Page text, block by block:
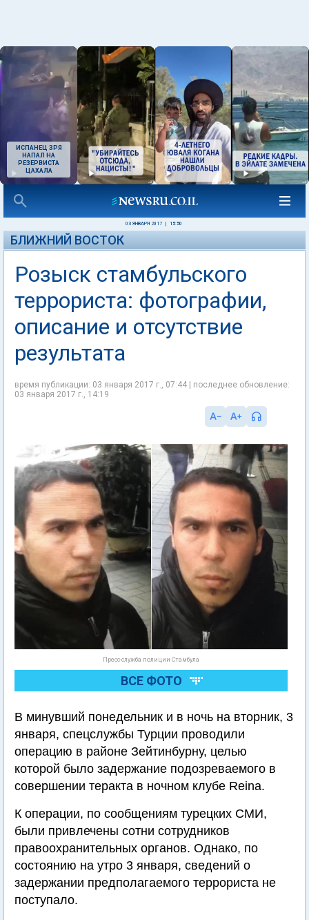
ИСПАНЕЦ ЗРЯ
НАПАЛ НА
РЕЗЕРВИСТА
ЦАХАЛА
03 ЯНВАРЯ 2017 15:50
БЛИЖНИЙ ВОСТОК
Розыск стамбульского
террориста: фотографии,
описание и отсутствие
результата
время публикации: 03 января 2017 г., 07:44 | последнее обновление:
03 января 2017 г., 14:19
Пресс-служба полиции Стамбула
ВСЕ ФОТО
В минувший понедельник и в ночь на вторник, 3
января, спецслужбы Турции проводили
операцию в районе Зейтинбурну, целью
которой было задержание подозреваемого в
совершении теракта в ночном клубе Reina.
К операции, по сообщениям турецких СМИ,
были привлечены сотни сотрудников
правоохранительных органов. Однако, по
состоянию на утро 3 января, сведений о
задержании предполагаемого террориста не
поступало.